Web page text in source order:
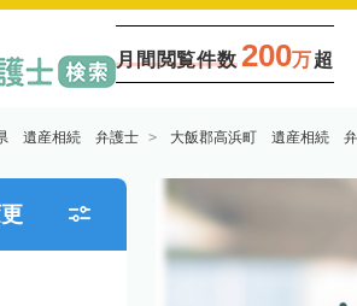
月間閲覧件数 200万超
遺産相続 弁護士 大飯郡高浜町 遺産相続